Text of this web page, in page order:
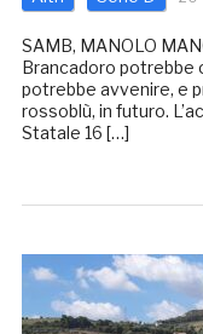
SAMB, MANOLO
Brancadoro potrebbe
potrebbe avvenire, e
rossoblù, in futuro.
Statale 16 […]